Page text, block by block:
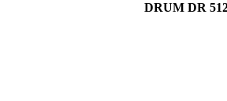
DRUM DR